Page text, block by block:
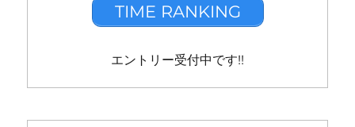
TIME RANKING
エントリー受付中です!!